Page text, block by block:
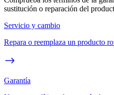
sustitución o reparación del
Servicio y cambio
Repara o reemplaza un producto
Garantía